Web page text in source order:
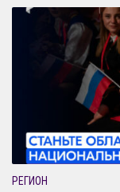
РЕГИОН